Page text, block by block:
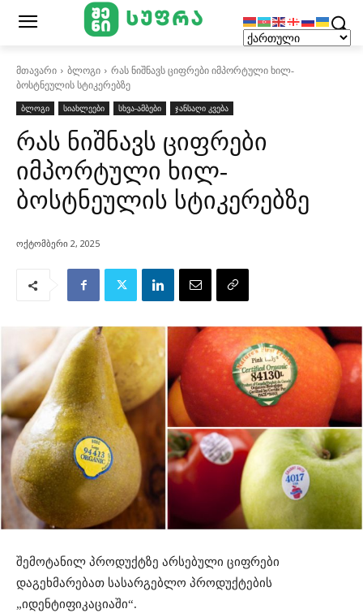
მთავარი ბლოგი
რას ნიშნავს ციფრები იმპორტული ხილ-
ბოსტნეულის სტიკერებზე
ბლოგი
სიახლეები სხვა-ამბები ჯანსაღი კვება
რას ნიშნავს ციფრები
იმპორტული ხილ-
ბოსტნეულის სტიკერებზე
ოქტომბერი 2, 2025
შემოტანილ პროდუქტზე არსებული ციფრები
დაგეხმარებათ სასარგებლო პროდუქტების
„იდენტიფიკაციაში“.